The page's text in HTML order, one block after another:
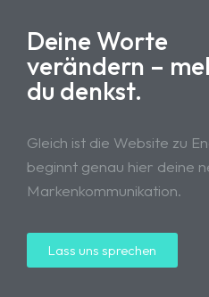
Deine Worte
verändern –
du denkst.
Gleich ist die Website zu
beginnt genau hier deine
Markenkommunikation.
Lass uns sprechen